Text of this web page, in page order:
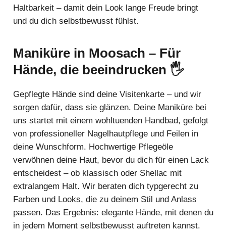
Haltbarkeit – damit dein Look lange Freude bringt
und du dich selbstbewusst fühlst.
Maniküre in Moosach – Für
Hände, die beeindrucken 🖐️
Gepflegte Hände sind deine Visitenkarte – und wir
sorgen dafür, dass sie glänzen. Deine Maniküre bei
uns startet mit einem wohltuenden Handbad, gefolgt
von professioneller Nagelhautpflege und Feilen in
deine Wunschform. Hochwertige Pflegeöle
verwöhnen deine Haut, bevor du dich für einen Lack
entscheidest – ob klassisch oder Shellac mit
extralangem Halt. Wir beraten dich typgerecht zu
Farben und Looks, die zu deinem Stil und Anlass
passen. Das Ergebnis: elegante Hände, mit denen du
in jedem Moment selbstbewusst auftreten kannst.